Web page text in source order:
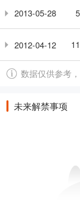
2013-05-28
2012-04-12
数据仅供参考
未来解禁事项